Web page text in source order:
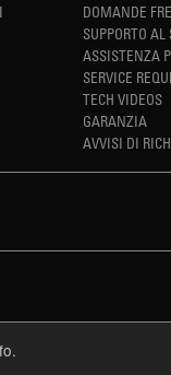
DOMANDE
SUPPORTO
ASSISTENZA
SERVICE
TECH VIDEOS
GARANZIA
AVVISI DI